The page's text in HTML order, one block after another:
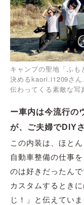
キャンプの聖地「ふも
決めるkaori.i1209さん
伝わってくる素敵な写
ー車内は今流行の
が、ご夫婦でDIY
この内装は、ほと
自動車整備の仕事
のは好きだったんで
カスタムするとき
じ！」と伝えてい